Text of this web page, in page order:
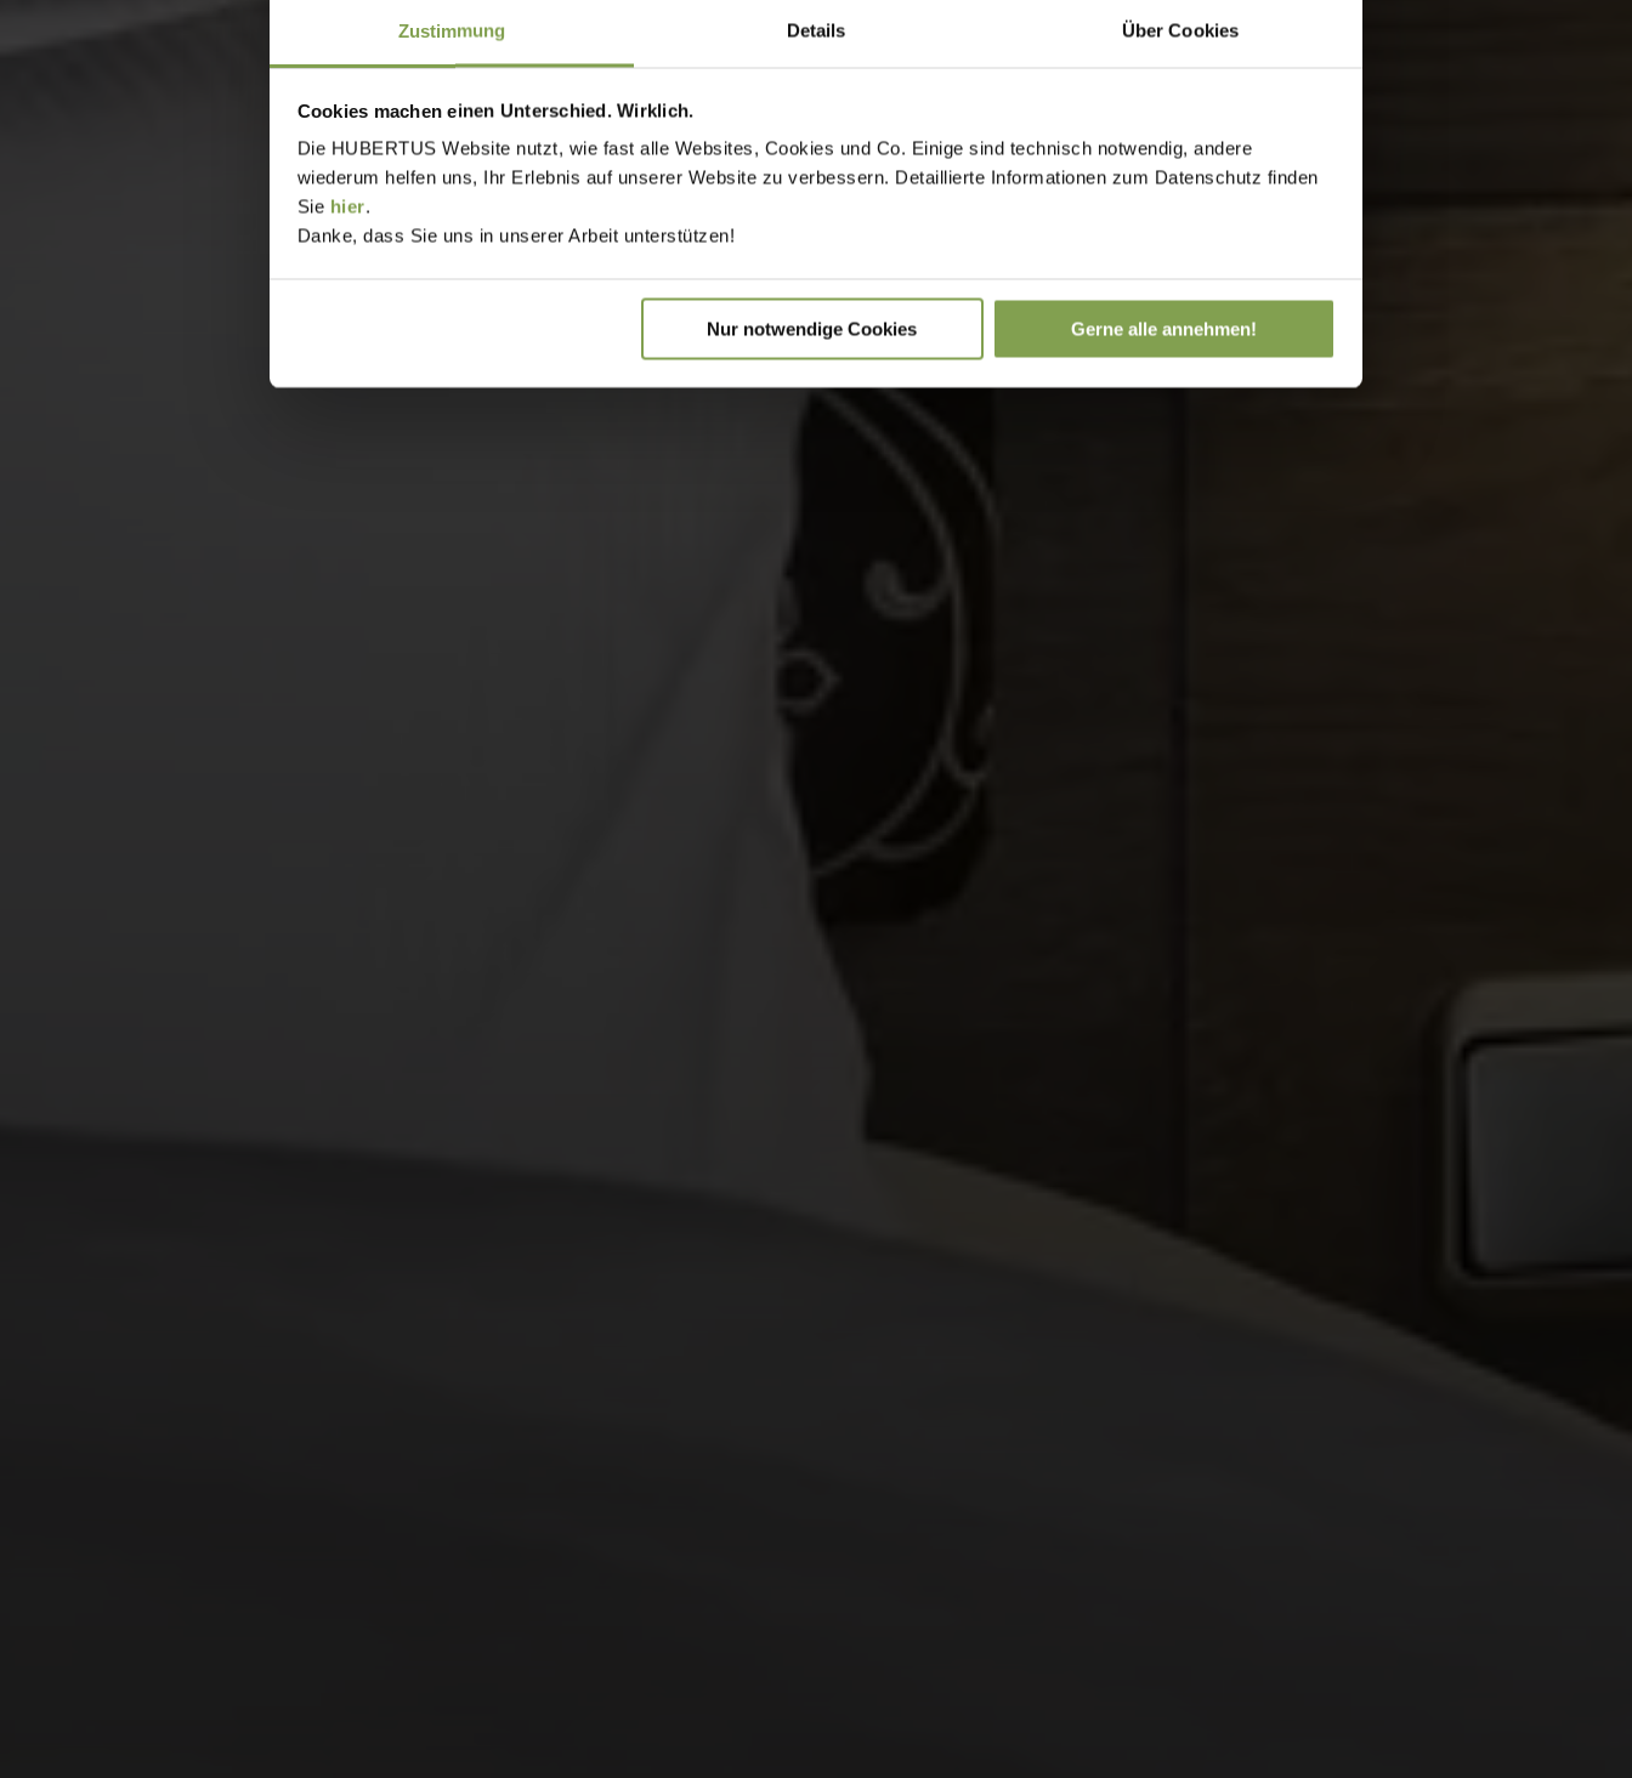
Zustimmung Details Über Cookies
Cookies machen einen Unterschied. Wirklich.
Die HUBERTUS Website nutzt, wie fast alle Websites, Cookies und Co. Einige sind technisch notwendig, andere
wiederum helfen uns, Ihr Erlebnis auf unserer Website zu verbessern. Detaillierte Informationen zum Datenschutz finden
Sie hier.
Danke, dass Sie uns in unserer Arbeit unterstützen!
Nur notwendige Cookies Gerne alle annehmen!